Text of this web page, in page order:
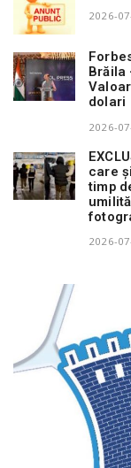
2026-
dolari
2026-
care
timp
2026-